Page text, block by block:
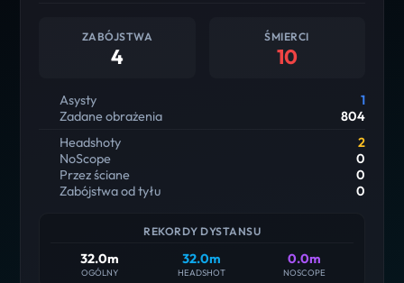
ZABÓJSTWA
4
ŚMIERCI
10
Asysty
1
Zadane obrażenia
804
Headshoty
2
NoScope
0
Przez ściane
0
Zabójstwa od tyłu
0
REKORDY DYSTANSU
32.0m
OGÓLNY
32.0m
HEADSHOT
0.0m
NOSCOPE